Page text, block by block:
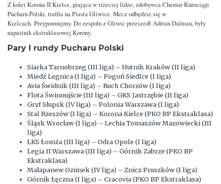
Z kolei Korona II Kielce, grająca w trzeciej lidze, zdobywca Chemar Rurociągi
Pucharu Polski, trafiła na Piasta Gliwice. Mecz odbędzie się w
Kielcach. Przypomnijmy. Do zespołu z Gliwic przeszedł Adrian Dalmau, były
napastnik ekstraklasowej Korony.
Pary I rundy Pucharu Polski
Siarka Tarnobrzeg (III liga) – Hutnik Kraków (II liga)
Miedź Legnica (I liga) – Pogoń Siedlce (I liga)
Avia Świdnik (III liga) – Ruch Chorzów (I liga)
Flota Świnoujście (III liga) – GKS Jastrzębie (II liga)
Gryf Słupsk (IV liga) – Polonia Warszawa (I liga)
Stal Rzeszów (I liga) – Korona Kielce (PKO BP Ekstraklasa)
Śląsk Wrocław (I liga) – Lechia Tomaszów Mazowiecki (III
liga)
ŁKS Łomża (III liga) – Odra Opole (I liga)
Legia II Warszawa (III liga) – Górnik Zabrze (PKO BP
Ekstraklasa)
Małapanew Ozimek (IV liga) – Znicz Pruszków (I liga)
Górnik Łęczna (I liga) – Cracovia (PKO BP Ekstraklasa)